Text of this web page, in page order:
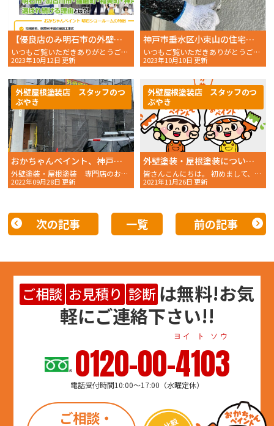
【優良店のみ明石市の外壁塗装業者おすすめ10選！ 口コミ・評判も紹介】
いつもご覧いただきありがとうございます。 おかちゃんペイ
2023年10月12日 更新
神戸市垂水区小束山の住宅が塗装で美しく生まれ変わる様子をご紹介！
いつもご覧いただきありがとうございます。 おかちゃんペ
2023年10月10日 更新
おかちゃんペイント、神戸垂水店ができる！？
外壁塗装・屋根塗装 専門店のおかちゃんペイントです！
2022年09月28日 更新
外壁屋根塗装店 スタッフのつ
ぶやき
外壁塗装・屋根塗装についてのお悩みはおかちゃんペイントにご相談ください！
皆さんこんにちは。 初めまして、スタッフNです。 外壁・
2021年11月26日 更新
外壁屋根塗装店 スタッフのつ
ぶやき
次の記事 一覧 前の記事
ご相談 お見積り 診断 は無料!お気
軽にご連絡下さい!!
0120-00-4103
ヨイ ト ソウ
電話受付時間10:00～17:00（水曜定休）
ご相談・